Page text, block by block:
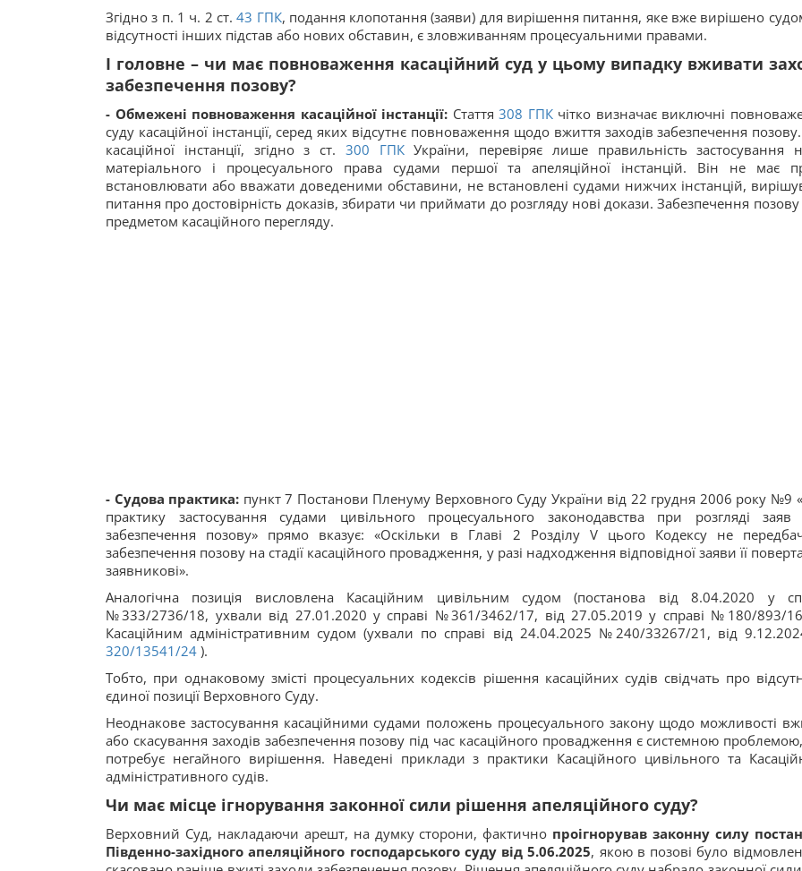
Згідно з п. 1 ч. 2 ст. 43 ГПК, подання клопотання (заяви) для вирішення питання, яке вже вирішено
відсутності інших підстав або нових обставин, є зловживанням процесуальними правами.
І головне – чи має повноваження касаційний суд у цьому випадку вживати
забезпечення позову?
- Обмежені повноваження касаційної інстанції: Стаття 308 ГПКчітко визначає виключні
суду касаційної інстанції, серед яких відсутнє повноваження щодо вжиття заходів забезпечення
касаційної інстанції, згідно з ст. 300 ГПКУкраїни, перевіряє лише правильність застосування
матеріального і процесуального права судами першої та апеляційної інстанцій. Він не має
встановлювати або вважати доведеними обставини, не встановлені судами нижчих інстанцій,
питання про достовірність доказів, збирати чи приймати до розгляду нові докази. Забезпечення
предметом касаційного перегляду.
- Судова практика: пункт 7 Постанови Пленуму Верховного Суду України від 22 грудня 2006 року №9
практику застосування судами цивільного процесуального законодавства при розгляді
забезпечення позову» прямо вказує: «Оскільки в Главі 2 Розділу V цього Кодексу не
забезпечення позову на стадії касаційного провадження, у разі надходження відповідної заяви її
заявникові».
Аналогічна позиція висловлена Касаційним цивільним судом (постанова від 8.04.2020 у
№333/2736/18, ухвали від 27.01.2020 у справі №361/3462/17, від 27.05.2019 у справі №180/893/
Касаційним адміністративним судом (ухвали по справі від 24.04.2025 №240/33267/21, від
320/13541/24 ).
Тобто, при однаковому змісті процесуальних кодексів рішення касаційних судів свідчать про
єдиної позиції Верховного Суду.
Неоднакове застосування касаційними судами положень процесуального закону щодо можливості
або скасування заходів забезпечення позову під час касаційного провадження є системною
потребує негайного вирішення. Наведені приклади з практики Касаційного цивільного та
адміністративного судів.
Чи має місце ігнорування законної сили рішення апеляційного суду?
Верховний Суд, накладаючи арешт, на думку сторони, фактично проігнорував законну силу
Південно-західного апеляційного господарського суду від 5.06.2025, якою в позові було